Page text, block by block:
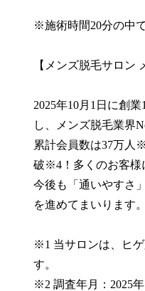
※施術時間20分の中
【メンズ脱毛サロン
2025年10月1日に創
し、メンズ脱毛業界
累計会員数は37万人
破※4！多くのお客様
今後も「通いやすさ
を進めてまいります。
※1 当サロンは、ヒ
す。
※2 調査年月：2025